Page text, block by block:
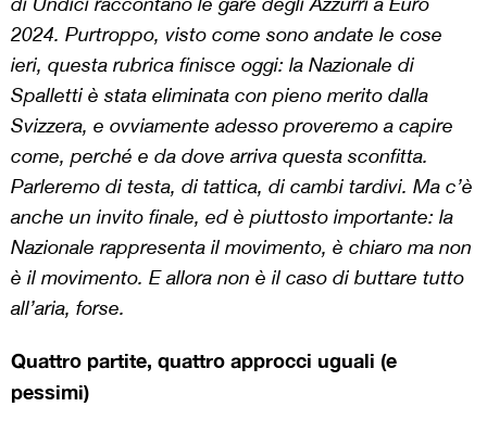
2024. Purtroppo, visto come sono andate le cose
ieri, questa rubrica finisce oggi: la Nazionale di
Spalletti è stata eliminata con pieno merito dalla
Svizzera, e ovviamente adesso proveremo a capire
come, perché e da dove arriva questa sconfitta.
Parleremo di testa, di tattica, di cambi tardivi. Ma c’è
anche un invito finale, ed è piuttosto importante: la
Nazionale rappresenta il movimento, è chiaro ma non
è il movimento. E allora non è il caso di buttare tutto
all’aria, forse.
Quattro partite, quattro approcci uguali (e
pessimi)